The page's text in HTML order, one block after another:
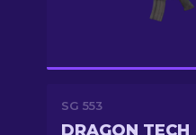
SG 553
DRAGON TECH